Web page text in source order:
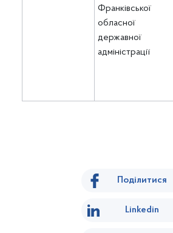
Франківської
обласної
державної
адміністрації
Поділитися
Linkedin